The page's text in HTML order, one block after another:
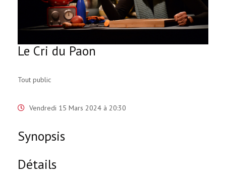
Le Cri du Paon
Tout public
Vendredi 15 Mars 2024 à 20:30
Synopsis
Détails